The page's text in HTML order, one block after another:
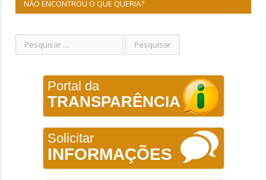
NÃO ENCONTROU O QUE QUERIA?
Portal da
TRANSPARÊNCIA
Solicitar
INFORMAÇÕES